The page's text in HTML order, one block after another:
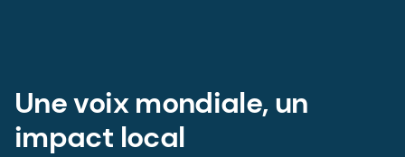
Une voix mondiale, un
impact local